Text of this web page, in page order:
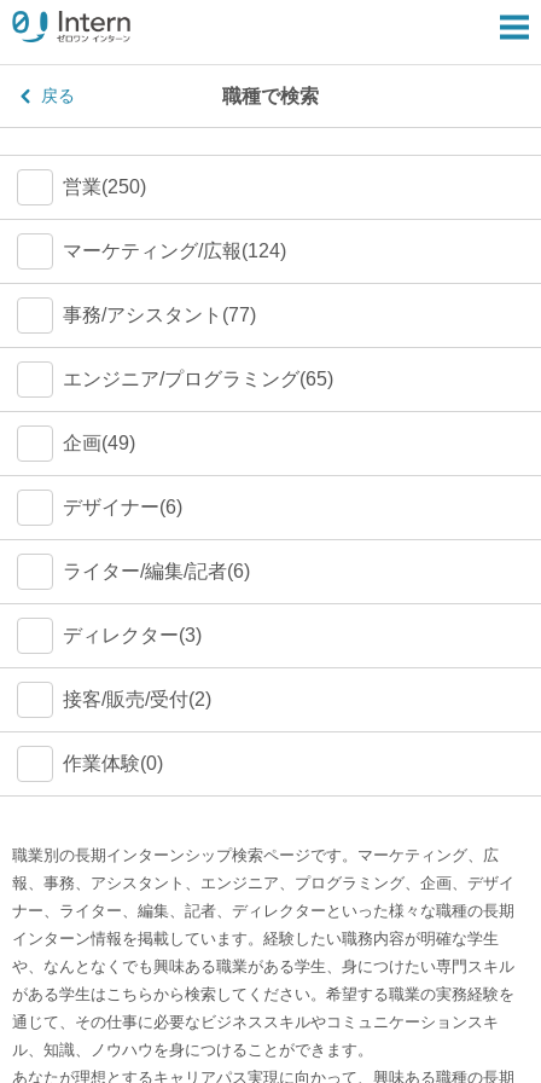
戻る 職種で検索
営業(250)
マーケティング/広報(124)
事務/アシスタント(77)
エンジニア/プログラミング(65)
企画(49)
デザイナー(6)
ライター/編集/記者(6)
ディレクター(3)
接客/販売/受付(2)
作業体験(0)
職業別の長期インターンシップ検索ページです。マーケティング、広
報、事務、アシスタント、エンジニア、プログラミング、企画、デザイ
ナー、ライター、編集、記者、ディレクターといった様々な職種の長期
インターン情報を掲載しています。経験したい職務内容が明確な学生
や、なんとなくでも興味ある職業がある学生、身につけたい専門スキル
がある学生はこちらから検索してください。希望する職業の実務経験を
通じて、その仕事に必要なビジネススキルやコミュニケーションスキ
ル、知識、ノウハウを身につけることができます。
あなたが理想とするキャリアパス実現に向かって、興味ある職種の長期